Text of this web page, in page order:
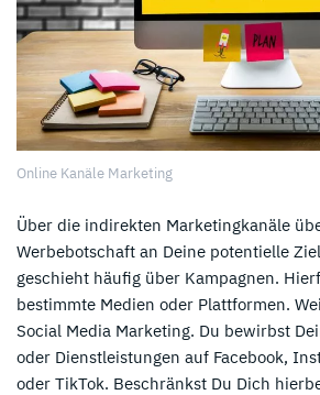
Online Kanäle Marketing
Über die indirekten Marketingkanäle
Werbebotschaft an Deine potentielle
geschieht häufig über Kampagnen.
bestimmte Medien oder Plattformen.
Social Media Marketing. Du bewirbst
oder Dienstleistungen auf Facebook,
oder TikTok. Beschränkst Du Dich